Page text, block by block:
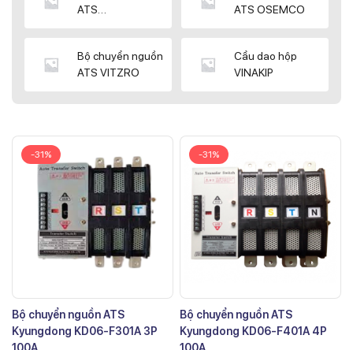
ATS
ATS OSEMCO
Bộ chuyển nguồn
ATS VITZRO
Cầu dao hộp
VINAKIP
-31%
Bộ chuyển nguồn ATS
Kyungdong KD06-F301A 3P
100A
-31%
Bộ chuyển nguồn ATS
Kyungdong KD06-F401A 4P
100A